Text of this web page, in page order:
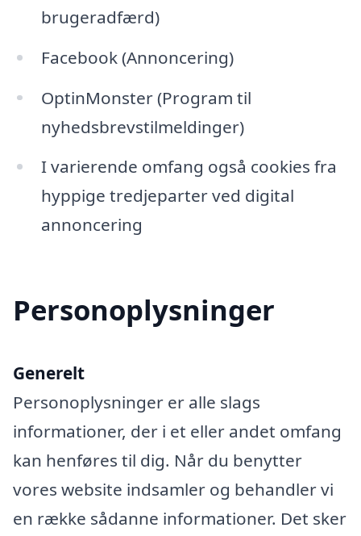
brugeradfærd)
Facebook (Annoncering)
OptinMonster (Program til
nyhedsbrevstilmeldinger)
I varierende omfang også cookies fra
hyppige tredjeparter ved digital
annoncering
Personoplysninger
Generelt
Personoplysninger er alle slags
informationer, der i et eller andet omfang
kan henføres til dig. Når du benytter
vores website indsamler og behandler vi
en række sådanne informationer. Det sker